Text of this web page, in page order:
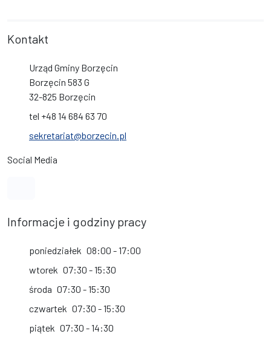
Kontakt
Urząd Gminy Borzęcin
Borzęcin 583 G
32-825 Borzęcin
tel +48 14 684 63 70
sekretariat@borzecin.pl
Social Media
Informacje i godziny pracy
poniedziałek 08:00 - 17:00
wtorek 07:30 - 15:30
środa 07:30 - 15:30
czwartek 07:30 - 15:30
piątek 07:30 - 14:30